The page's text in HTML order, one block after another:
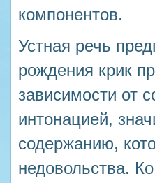
компонентов.
Устная речь
рождения крик
зависимости от
интонацией,
содержанию,
недовольства.